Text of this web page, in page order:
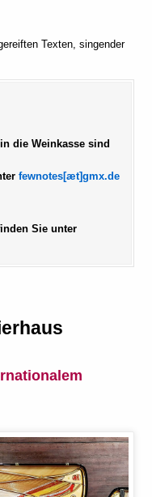
Texten, singender
die Weinkasse sind
fewnotes[æt]gmx.de
Sie unter